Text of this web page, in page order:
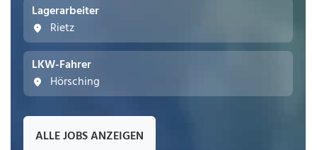
Lagerarbeiter
Rietz
LKW-Fahrer
Hörsching
ALLE JOBS ANZEIGEN